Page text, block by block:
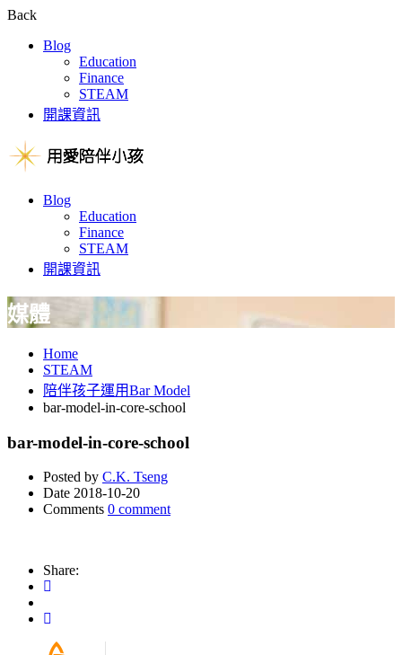
Back
Blog
Education
Finance
STEAM
開課資訊
Blog
Education
Finance
STEAM
開課資訊
媒體
Home
STEAM
陪伴孩子運用Bar Model
bar-model-in-core-school
bar-model-in-core-school
Posted by C.K. Tseng
Date 2018-10-20
Comments 0 comment
Share: